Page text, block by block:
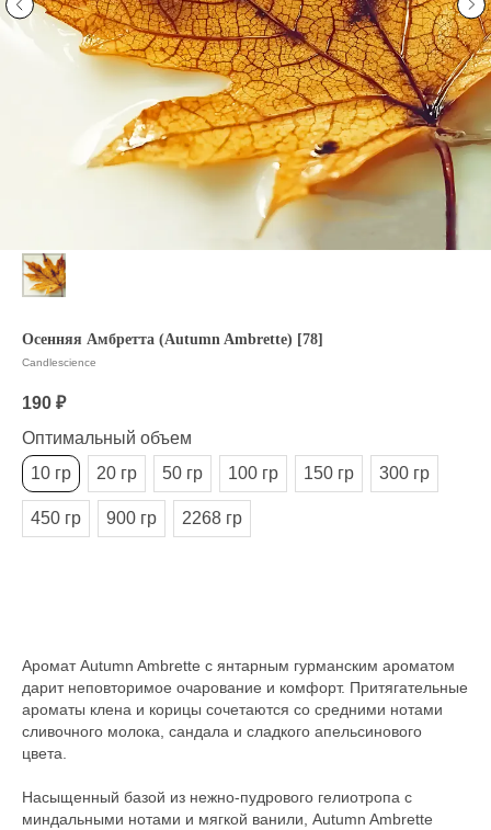
Осенняя Амбретта (Autumn Ambrette) [78]
Candlescience
190 ₽
Оптимальный объем
10 гр
20 гр 50 гр 100 гр 150 гр 300 гр
450 гр 900 гр 2268 гр
Аромат Autumn Ambrette с янтарным гурманским ароматом
дарит неповторимое очарование и комфорт. Притягательные
ароматы клена и корицы сочетаются со средними нотами
сливочного молока, сандала и сладкого апельсинового
цвета.
Насыщенный базой из нежно-пудрового гелиотропа с
миндальными нотами и мягкой ванили, Autumn Ambrette